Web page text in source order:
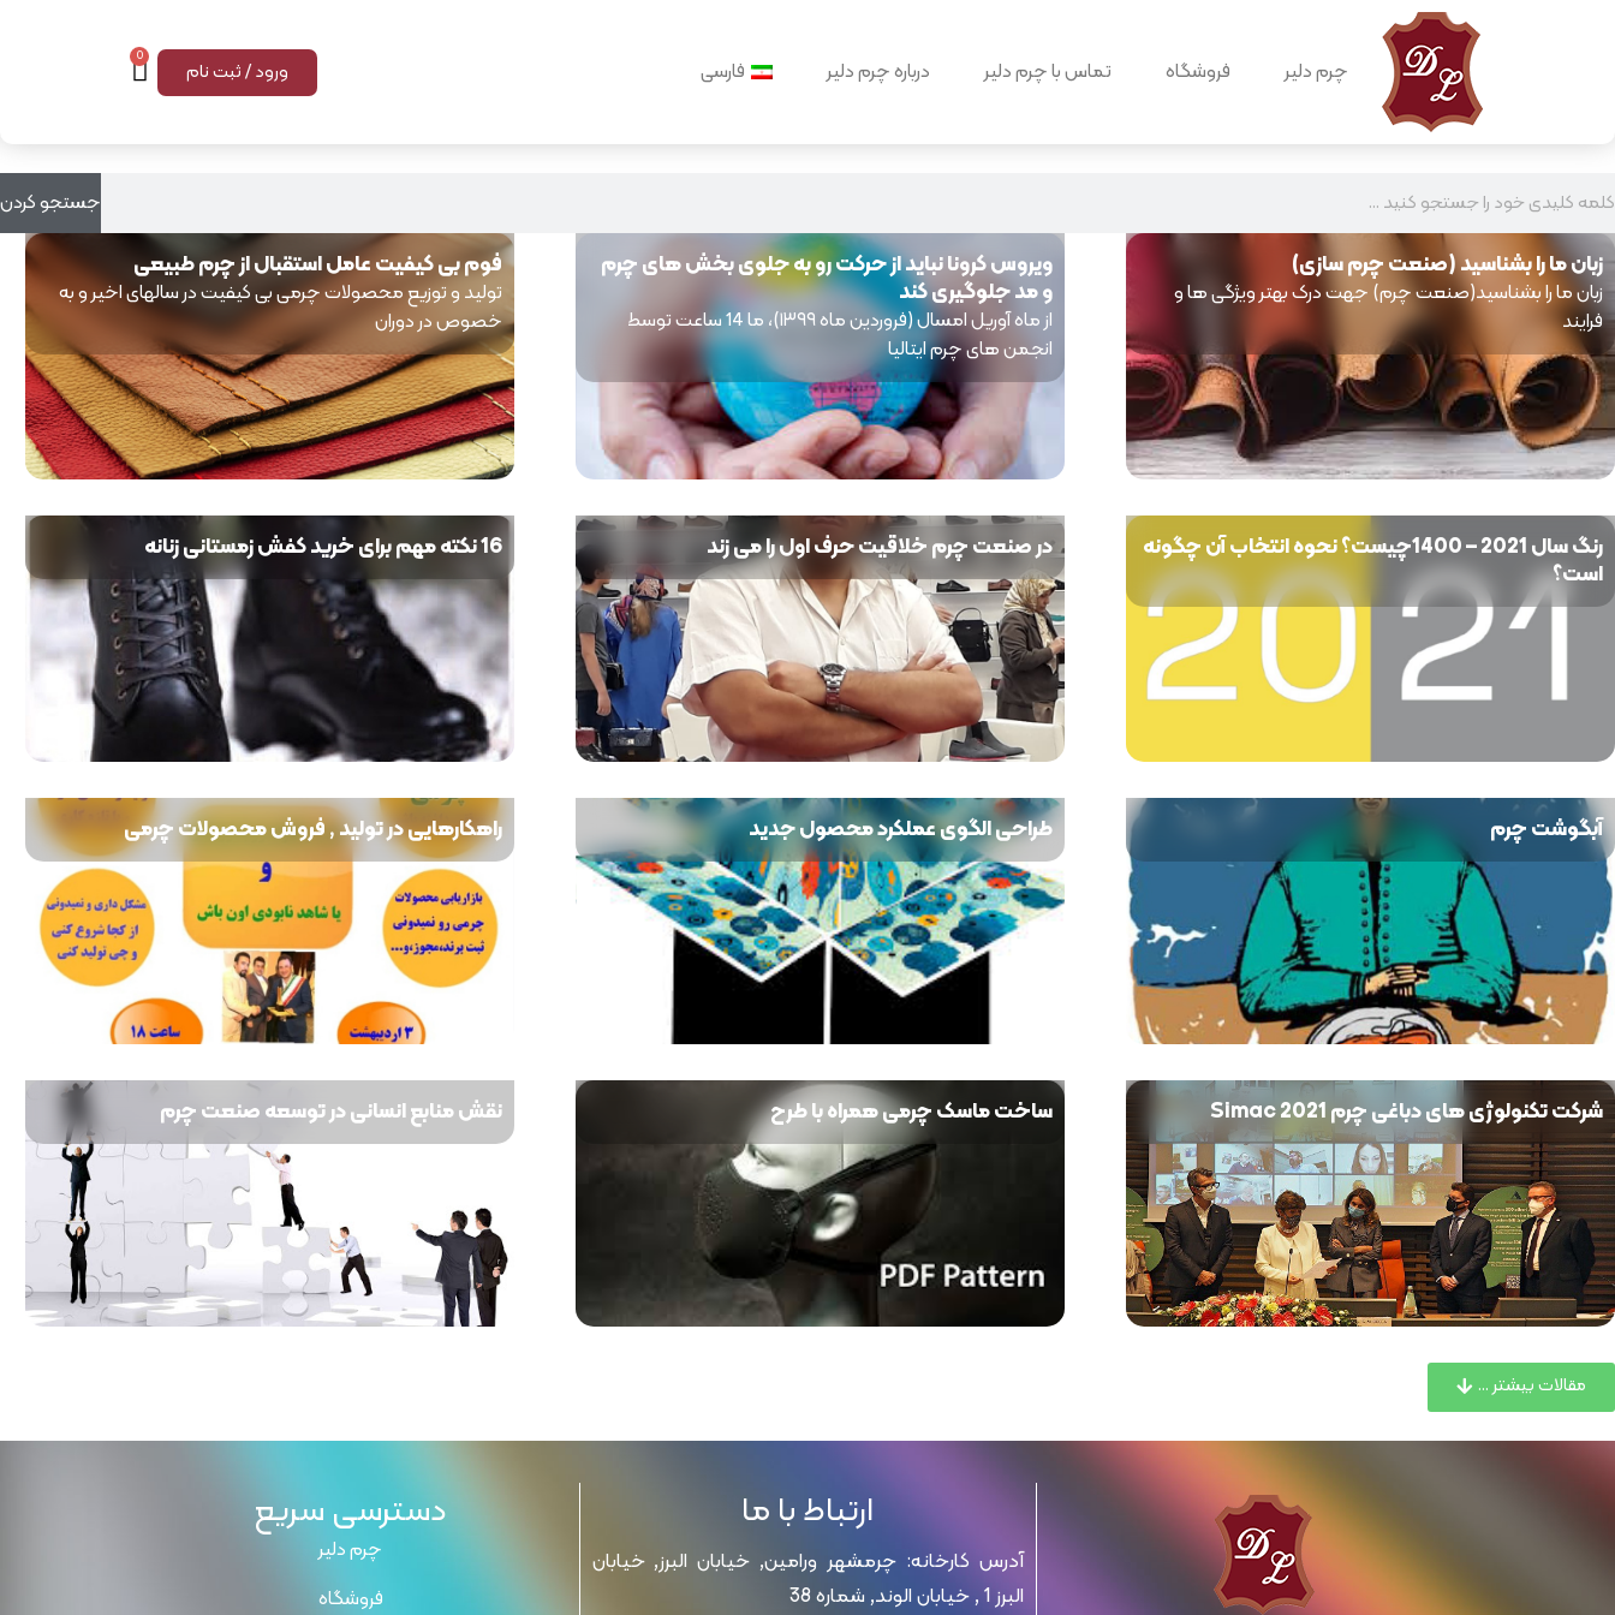
چرم دلیر فروشگاه تماس با چرم دلیر درباره چرم دلیر فارسی ورود / ثبت نام
0
جستجو کردن
زبان ما را بشناسید (صنعت چرم سازی)
زبان ما را بشناسید(صنعت چرم) جهت درک بهتر ویژگی ها و
فرایند
ویروس کرونا نباید از حرکت رو به جلوی بخش های چرم
و مد جلوگیری کند
از ماه آوریل امسال (فروردین ماه ۱۳۹۹)، ما 14 ساعت توسط
انجمن های چرم ایتالیا
فوم بی کیفیت عامل استقبال از چرم طبیعی
تولید و توزیع محصولات چرمی بی کیفیت در سالهای اخیر و به
خصوص در دوران
رنگ سال 2021 – 1400چیست؟ نحوه انتخاب آن چگونه
است؟
در صنعت چرم خلاقیت حرف اول را می زند 16 نکته مهم برای خرید کفش زمستانی زنانه
آبگوشت چرم طراحی الگوی عملکرد محصول جدید راهکارهایی در تولید , فروش محصولات چرمی
شرکت تکنولوژی های دباغی چرم Simac 2021 ساخت ماسک چرمی همراه با طرح نقش منابع انسانی در توسعه صنعت چرم
مقالات بیشتر ...
ارتباط با ما
آدرس کارخانه: چرمشهر ورامین, خیابان البرز, خیابان
البرز 1 , خیابان الوند, شماره 38
دسترسی سریع
چرم دلیر
فروشگاه